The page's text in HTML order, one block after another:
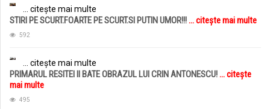
... citește mai multe
STIRI PE SCURT.FOARTE PE SCURT.SI PUTIN UMOR!!! ... citește mai multe
592
... citește mai multe
PRIMARUL RESITEI II BATE OBRAZUL LUI CRIN ANTONESCU! ... citește
mai multe
495